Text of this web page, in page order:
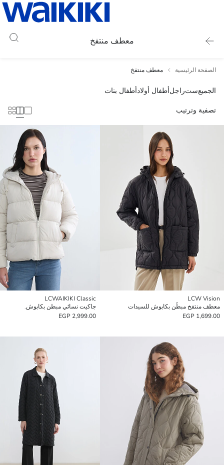
معطف منتفخ
الصفحة الرئيسية معطف منتفخ
الجميعستراجلأطفال أولادأطفال بنات
تصفية وترتيب
LCW Vision
معطف منتفخ مبطّن بكابوش للسيدات
1,699.00 EGP
LCWAIKIKI Classic
جاكيت نسائي مبطن بكابوش.
2,999.00 EGP